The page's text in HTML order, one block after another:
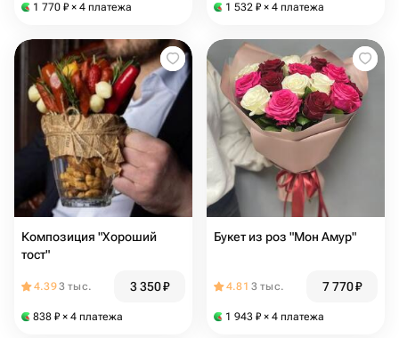
1 770 ₽ × 4 платежа 1 532 ₽ × 4 платежа
Композиция "Хороший
тост"
4.393 тыс. 3 350₽
838 ₽ × 4 платежа
Букет из роз "Мон Амур"
4.81 3 тыс. 7 770₽
1 943 ₽ × 4 платежа